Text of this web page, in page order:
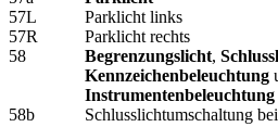
57L
Parklicht links
57R
Parklicht rechts
58
Begrenzungslicht,
Kennzeichenbeleuchtung
Instrumentenbeleuchtung
58b
Schlusslichtumschaltung